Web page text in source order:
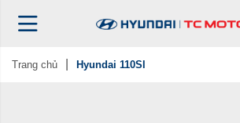
Trang chủ Hyundai 110Sl